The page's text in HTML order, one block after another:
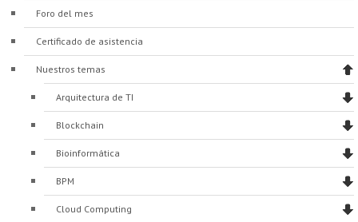
Foro del mes
Certificado de asistencia
Nuestros temas
Arquitectura de TI
Blockchain
Bioinformática
BPM
Cloud Computing